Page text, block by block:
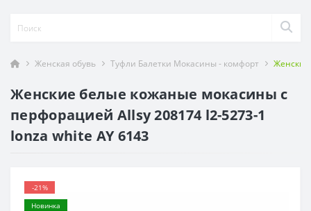
Женская обувь Туфли Балетки Мокасины - комфорт Женские
Женские белые кожаные мокасины с
перфорацией Allsy 208174 l2-5273-1
lonza white AY 6143
-21%
Новинка